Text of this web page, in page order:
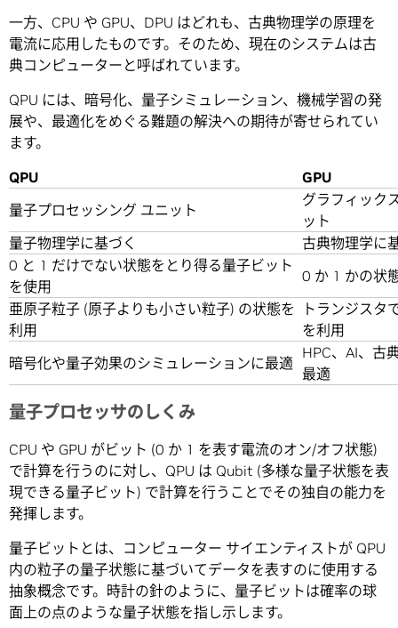
一方、CPU や GPU、DPU はどれも、古典物理学の原理を
電流に応用したものです。そのため、現在のシステムは古
典コンピューターと呼ばれています。
QPU には、暗号化、量子シミュレーション、機械学習の発
展や、最適化をめぐる難題の解決への期待が寄せられてい
ます。
QPU
GPU
量子プロセッシング ユニット
グラフィック
ット
量子物理学に基づく
古典物理学に
0 と 1 だけでない状態をとり得る量子ビット
を使用
0 か 1 かの状
亜原子粒子 (原子よりも小さい粒子) の状態を
利用
トランジスタ
を利用
暗号化や量子効果のシミュレーションに最適
HPC、AI、古
最適
量子プロセッサのしくみ
CPU や GPU がビット (0 か 1 を表す電流のオン/オフ状態)
で計算を行うのに対し、QPU は Qubit (多様な量子状態を表
現できる量子ビット) で計算を行うことでその独自の能力を
発揮します。
量子ビットとは、コンピューター サイエンティストが QPU
内の粒子の量子状態に基づいてデータを表すのに使用する
抽象概念です。時計の針のように、量子ビットは確率の球
面上の点のような量子状態を指し示します。